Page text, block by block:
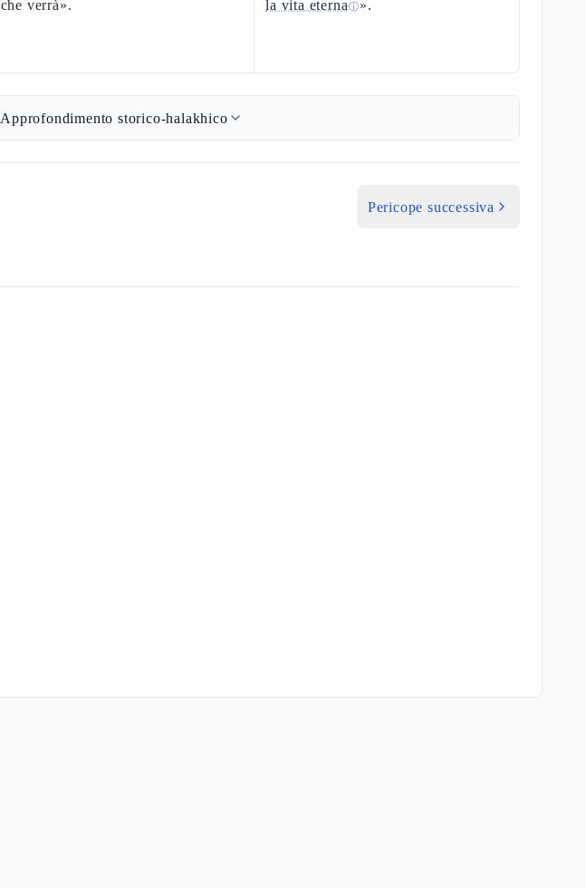
che verrà».
la vita eterna ⓘ».
Approfondimento storico-halakhico
Pericope successiva